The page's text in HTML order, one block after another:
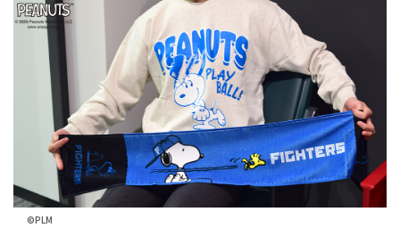
©PLM